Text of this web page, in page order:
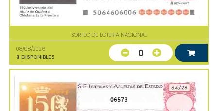
SORTEO DE LOTERIA NACIONAL
08/08/2026
3 DISPONIBLES 0
06573